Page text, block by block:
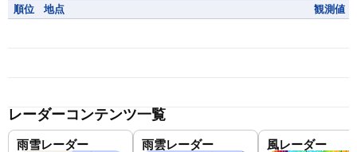
順位 地点 観測値
レーダーコンテンツ一覧
雨雪レーダー 雨雲レーダー 風レーダー